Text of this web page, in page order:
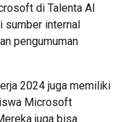
di Talenta AI
sumber internal
pengumuman
2024 juga memiliki
Microsoft
juga bisa